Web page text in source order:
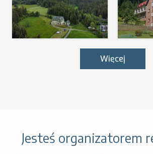
Czytaj więcej
Więcej
Jesteś organizatorem